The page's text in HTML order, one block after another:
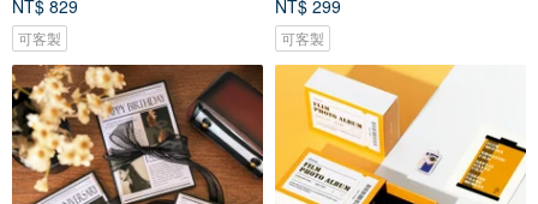
NT$ 829
可客製
NT$ 299
可客製